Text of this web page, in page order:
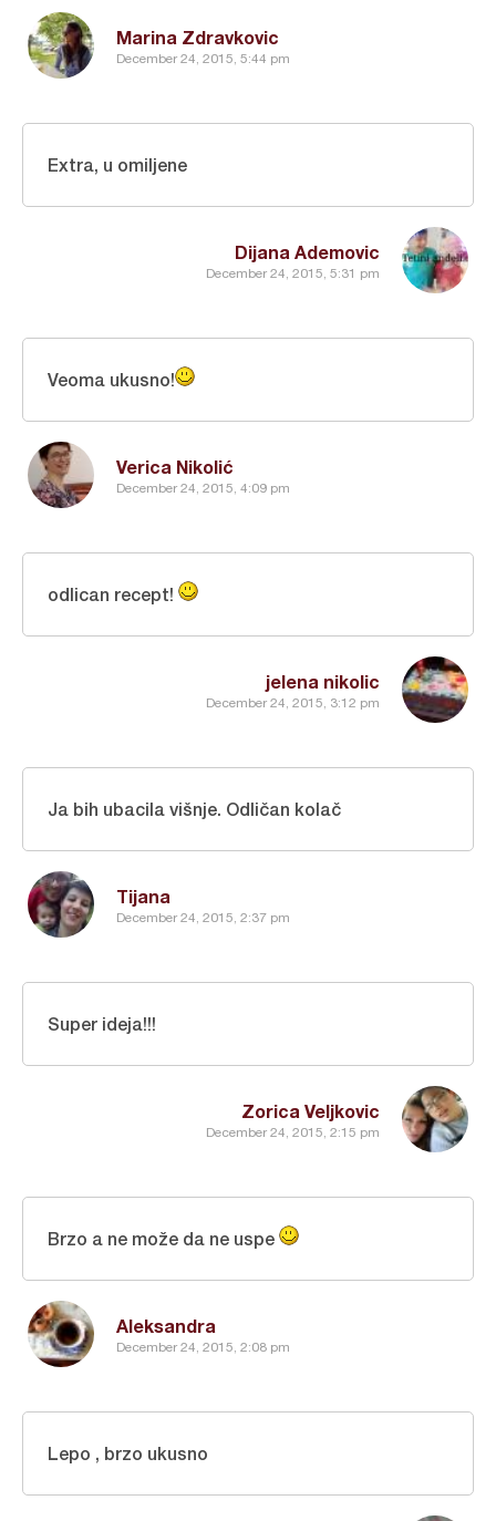
Marina Zdravkovic
December 24, 2015, 5:44 pm
Dijana Ademovic
December 24, 2015, 5:31 pm
Extra, u omiljene
Verica Nikolić
December 24, 2015, 4:09 pm
Veoma ukusno!
jelena nikolic
December 24, 2015, 3:12 pm
odlican recept!
Tijana
December 24, 2015, 2:37 pm
Ja bih ubacila višnje. Odličan kolač
Zorica Veljkovic
December 24, 2015, 2:15 pm
Super ideja!!!
Aleksandra
December 24, 2015, 2:08 pm
Brzo a ne može da ne uspe
Lepo , brzo ukusno